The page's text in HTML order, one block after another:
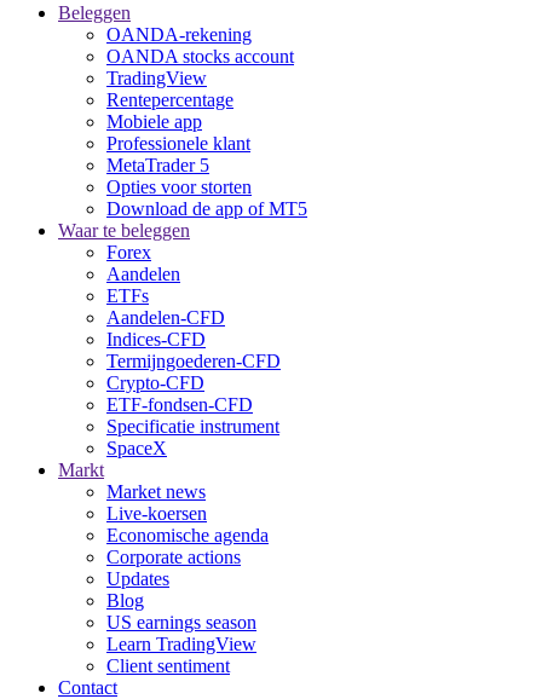
Beleggen
OANDA-rekening
OANDA stocks account
TradingView
Rentepercentage
Mobiele app
Professionele klant
MetaTrader 5
Opties voor storten
Download de app of MT5
Waar te beleggen
Forex
Aandelen
ETFs
Aandelen-CFD
Indices-CFD
Termijngoederen-CFD
Crypto-CFD
ETF-fondsen-CFD
Specificatie instrument
SpaceX
Markt
Market news
Live-koersen
Economische agenda
Corporate actions
Updates
Blog
US earnings season
Learn TradingView
Client sentiment
Contact